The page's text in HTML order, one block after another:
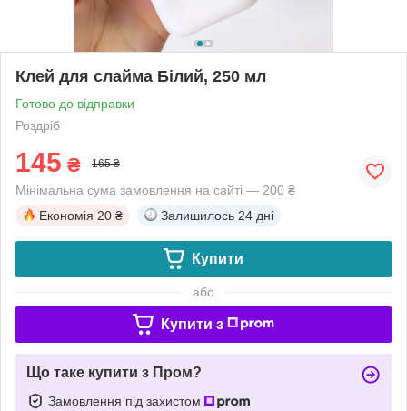
Клей для слайма Білий, 250 мл
Готово до відправки
Роздріб
145 ₴ 165 ₴
Мінімальна сума замовлення на сайті — 200 ₴
Економія 20 ₴ Залишилось 24 дні
Купити
або
Купити з
Що таке купити з Пром?
Замовлення під захистом